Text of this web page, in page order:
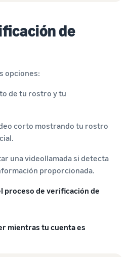
de
opciones:
de tu rostro y tu
corto mostrando tu rostro
una videollamada si detecta
proporcionada.
proceso de verificación de
mientras tu cuenta es